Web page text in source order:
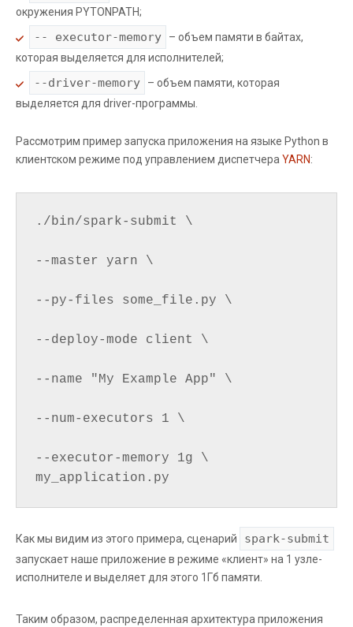
окружения PYTONPATH;
-- executor-memory
– объем памяти в байтах,
которая выделяется для исполнителей;
--driver-memory
– объем памяти, которая
выделяется для driver-программы.
Рассмотрим пример запуска приложения на языке Python в
клиентском режиме под управлением диспетчераYARN:
./bin/spark-submit \
--master yarn \
--py-files some_file.py \
--deploy-mode client \
--name "My Example App" \
--num-executors 1 \
--executor-memory 1g \
my_application.py
Как мы видим из этого примера, сценарий spark-submit
запускает наше приложение в режиме «клиент» на 1 узле-
исполнителе и выделяет для этого 1Гб памяти.
Таким образом, распределенная архитектура приложения